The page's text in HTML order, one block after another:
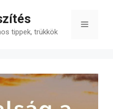
tippek, trükkök
Menü